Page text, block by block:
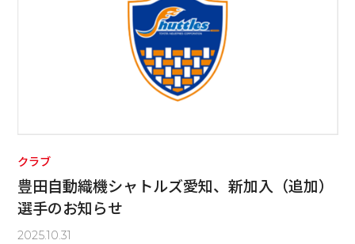
クラブ
豊田自動織機シャトルズ愛知、新加入（追加）
選手のお知らせ
2025.10.31